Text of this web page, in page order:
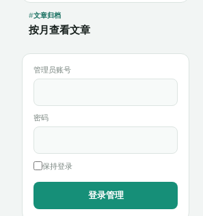
文章归档
按月查看文章
管理员账号
密码
保持登录